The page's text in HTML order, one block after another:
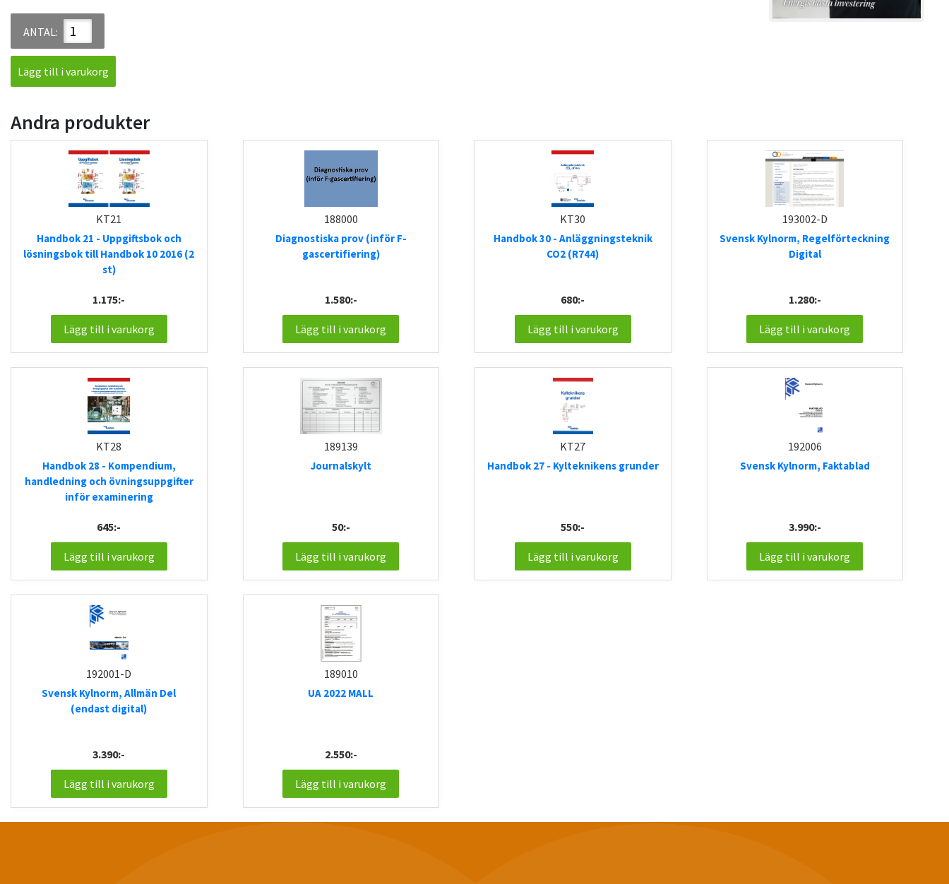
ANTAL:
Lägg till i varukorg
Andra produkter
KT21
Handbok 21 - Uppgiftsbok och
lösningsbok till Handbok 10 2016 (2
st)
1.175:-
Lägg till i varukorg
188000
Diagnostiska prov (inför F-
gascertifiering)
1.580:-
Lägg till i varukorg
KT30
Handbok 30 - Anläggningsteknik
CO2 (R744)
680:-
Lägg till i varukorg
193002-D
Svensk Kylnorm, Regelförteckning
Digital
1.280:-
Lägg till i varukorg
KT28
Handbok 28 - Kompendium,
handledning och övningsuppgifter
inför examinering
645:-
Lägg till i varukorg
189139
Journalskylt
50:-
Lägg till i varukorg
KT27
Handbok 27 - Kylteknikens grunder
550:-
Lägg till i varukorg
192006
Svensk Kylnorm, Faktablad
3.990:-
Lägg till i varukorg
192001-D
Svensk Kylnorm, Allmän Del
(endast digital)
3.390:-
Lägg till i varukorg
189010
UA 2022 MALL
2.550:-
Lägg till i varukorg